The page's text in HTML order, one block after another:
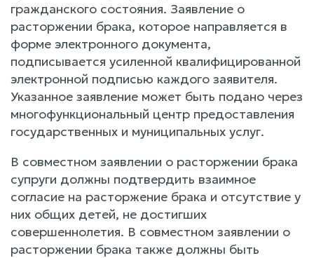
гражданского состояния. Заявление о
расторжении брака, которое направляется в
форме электронного документа,
подписывается усиленной квалифицированной
электронной подписью каждого заявителя.
Указанное заявление может быть подано через
многофункциональный центр предоставления
государственных и муниципальных услуг.
В совместном заявлении о расторжении брака
супруги должны подтвердить взаимное
согласие на расторжение брака и отсутствие у
них общих детей, не достигших
совершеннолетия. В совместном заявлении о
расторжении брака также должны быть